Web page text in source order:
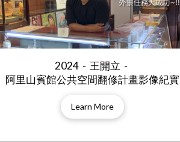
2024 - 王開立 -
阿里山賓館公共空間翻修計畫影像紀實
Learn More